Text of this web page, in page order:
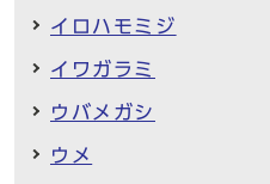
イロハモミジ
イワガラミ
ウバメガシ
ウメ